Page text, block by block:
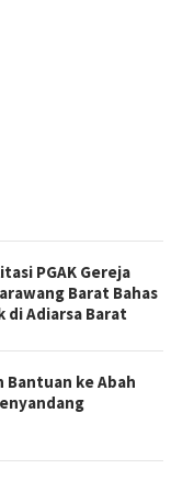
PGAK Gereja
Barat Bahas
di Adiarsa Barat
Bantuan ke Abah